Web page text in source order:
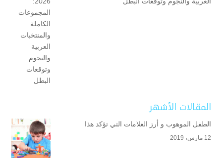
المقالات الأشهر
الطفل الموهوب و أرز العلامات التي تؤكد هذا
12 مارس، 2019